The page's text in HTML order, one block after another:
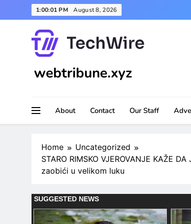
to
1:00:03 PM August 8, 2026
webtribune.xyz
About Contact Our Staff
Home
Uncategorized
STARO RIMSKO VJEROVANJE KAŽE
zaobići u velikom luku